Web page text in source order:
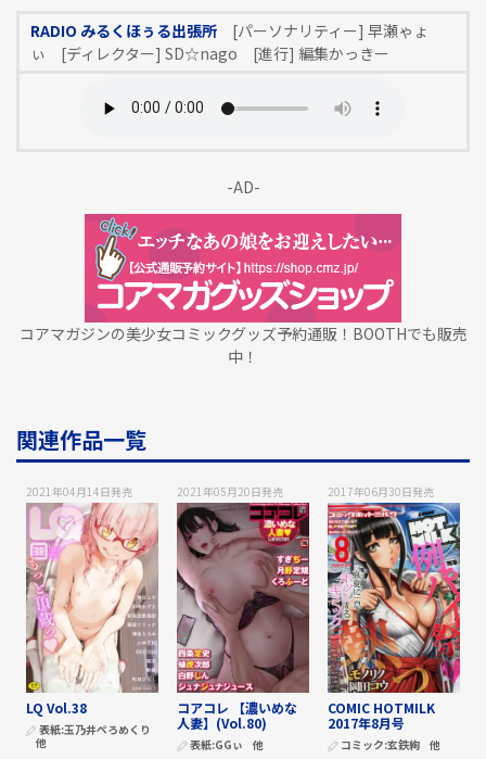
RADIO みるくほぅる出張所[パーソナリティー] 早瀬ゃょ
ぃ [ディレクター] SD☆nago [進行] 編集かっきー
-AD-
コアマガジンの美少女コミックグッズ予約通販！BOOTHでも販売
中！
関連作品一覧
2021年04月14日発売
LQ Vol.38
表紙:玉乃井ぺろめくり
他
2021年05月20日発売
コアコレ 【濃いめな
人妻】(Vol.80)
表紙:GGぃ 他
2017年06月30日発売
COMIC HOTMILK
2017年8月号
コミック:玄鉄絢 他